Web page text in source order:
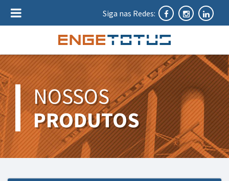
Siga nas Redes:
NOSSOS
PRODUTOS